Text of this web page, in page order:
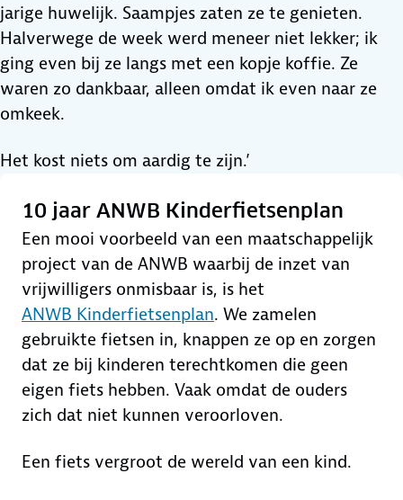
jarige huwelijk. Saampjes zaten ze te genieten.
Halverwege de week werd meneer niet lekker; ik
ging even bij ze langs met een kopje koffie. Ze
waren zo dankbaar, alleen omdat ik even naar ze
omkeek.
Het kost niets om aardig te zijn.’
10 jaar ANWB Kinderfietsenplan
Een mooi voorbeeld van een maatschappelijk
project van de ANWB waarbij de inzet van
vrijwilligers onmisbaar is, is het
ANWB Kinderfietsenplan. We zamelen
gebruikte fietsen in, knappen ze op en zorgen
dat ze bij kinderen terechtkomen die geen
eigen fiets hebben. Vaak omdat de ouders
zich dat niet kunnen veroorloven.
Een fiets vergroot de wereld van een kind.